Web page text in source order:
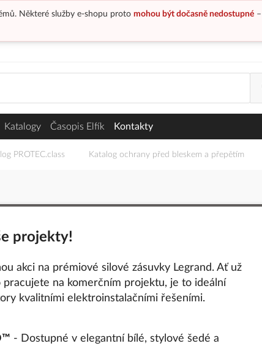
Některé služby e-shopu proto mohou být dočasně nedostupné–
Katalogy Časopis Elfík Kontakty
PROTEC.class Katalog ochrany před bleskem a přepětím
projekty!
akci na prémiové silové zásuvky Legrand. Ať už
na komerčním projektu, je to ideální
kvalitními elektroinstalačními řešeními.
- Dostupné v elegantní bílé, stylové šedé a